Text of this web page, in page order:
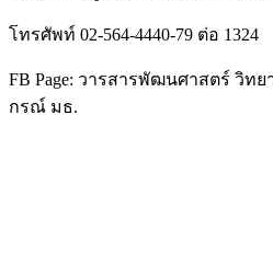
โทรศัพท์ 02-564-4440-79 ต่อ 1324
FB Page: วารสารพัฒนศาสตร์ วิท
กรณ์ มธ.